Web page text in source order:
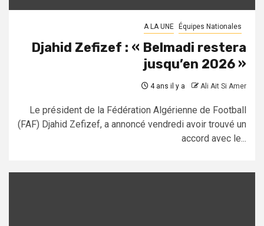
A LA UNE Équipes Nationales
Djahid Zefizef : « Belmadi restera
jusqu’en 2026 »
4 ans il y a Ali Ait Si Amer
Le président de la Fédération Algérienne de Football
(FAF) Djahid Zefizef, a annoncé vendredi avoir trouvé un
accord avec le...